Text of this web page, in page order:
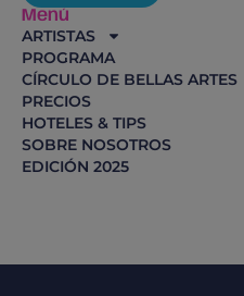
Menú
ARTISTAS
PROGRAMA
CÍRCULO DE BELLAS ARTES
PRECIOS
HOTELES & TIPS
SOBRE NOSOTROS
EDICIÓN 2025